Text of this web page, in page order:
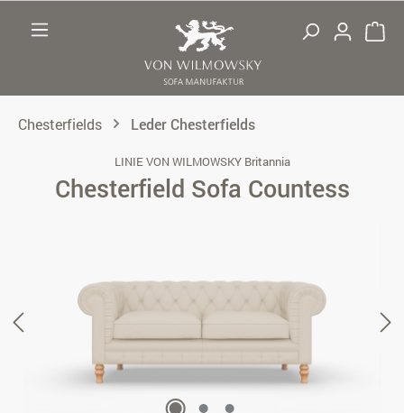
Chesterfields Leder Chesterfields
LINIE VON WILMOWSKY Britannia
Chesterfield Sofa Countess